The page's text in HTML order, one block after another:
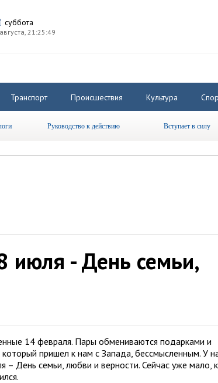
суббота
21:25:49
Транспорт Происшествия Культура
Руководство к действию Вступает в силу
июля - День семьи,
14 февраля. Пары обмениваются подарками и
пришел к нам с Запада, бессмысленным. У
День семьи, любви и верности. Сейчас уже мало,